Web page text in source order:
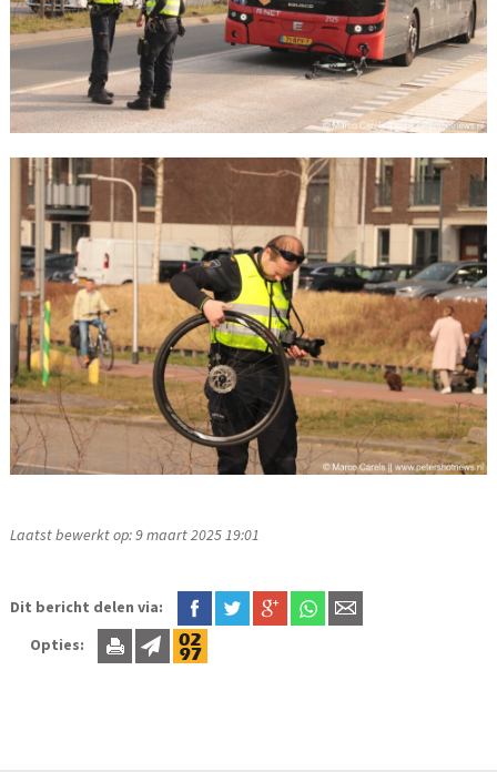
Laatst bewerkt op: 9 maart 2025 19:01
Dit bericht delen via:
Opties: